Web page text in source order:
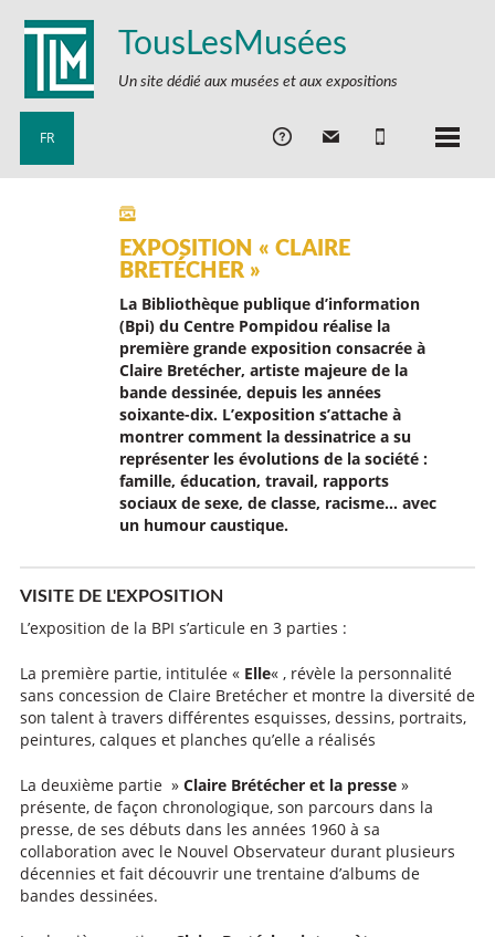
TousLesMusées
Un site dédié aux musées et aux expositions
FR
EXPOSITION « CLAIRE
BRETÉCHER »
La Bibliothèque publique d’information
(Bpi) du Centre Pompidou réalise la
première grande exposition consacrée à
Claire Bretécher, artiste majeure de la
bande dessinée, depuis les années
soixante-dix. L’exposition s’attache à
montrer comment la dessinatrice a su
représenter les évolutions de la société :
famille, éducation, travail, rapports
sociaux de sexe, de classe, racisme… avec
un humour caustique.
VISITE DE L'EXPOSITION
L’exposition de la BPI s’articule en 3 parties :
La première partie, intitulée « Elle« , révèle la personnalité
sans concession de Claire Bretécher et montre la diversité de
son talent à travers différentes esquisses, dessins, portraits,
peintures, calques et planches qu’elle a réalisés
La deuxième partie » Claire Brétécher et la presse »
présente, de façon chronologique, son parcours dans la
presse, de ses débuts dans les années 1960 à sa
collaboration avec le Nouvel Observateur durant plusieurs
décennies et fait découvrir une trentaine d’albums de
bandes dessinées.